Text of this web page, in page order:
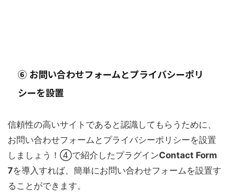
⑥ お問い合わせフォームとプライバシーポリ
シーを設置
信頼性の高いサイトであると認識してもらうために、
お問い合わせフォームとプライバシーポリシーを設置
しましょう！④で紹介したプラグインContact Form
7を導入すれば、簡単にお問い合わせフォームを設置す
ることができます。